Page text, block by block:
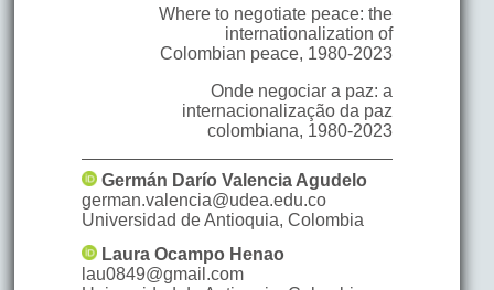
Where to negotiate peace: the
internationalization of
Colombian peace, 1980-2023
Onde negociar a paz: a
internacionalização da paz
colombiana, 1980-2023
Germán Darío Valencia Agudelo
german.valencia@udea.edu.co
Universidad de Antioquia, Colombia
Laura Ocampo Henao
lau0849@gmail.com